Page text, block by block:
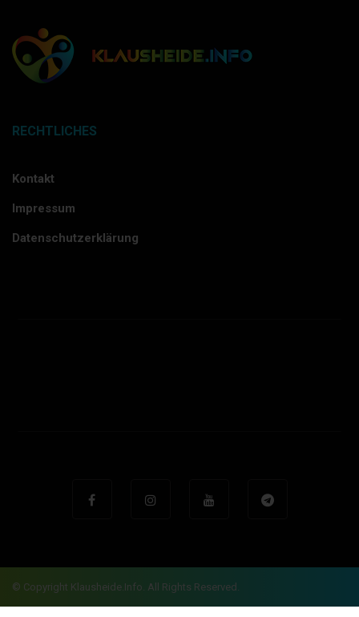
RECHTLICHES
Kontakt
Impressum
Datenschutzerklärung
© Copyright Klausheide.info. All Rights Reserved.